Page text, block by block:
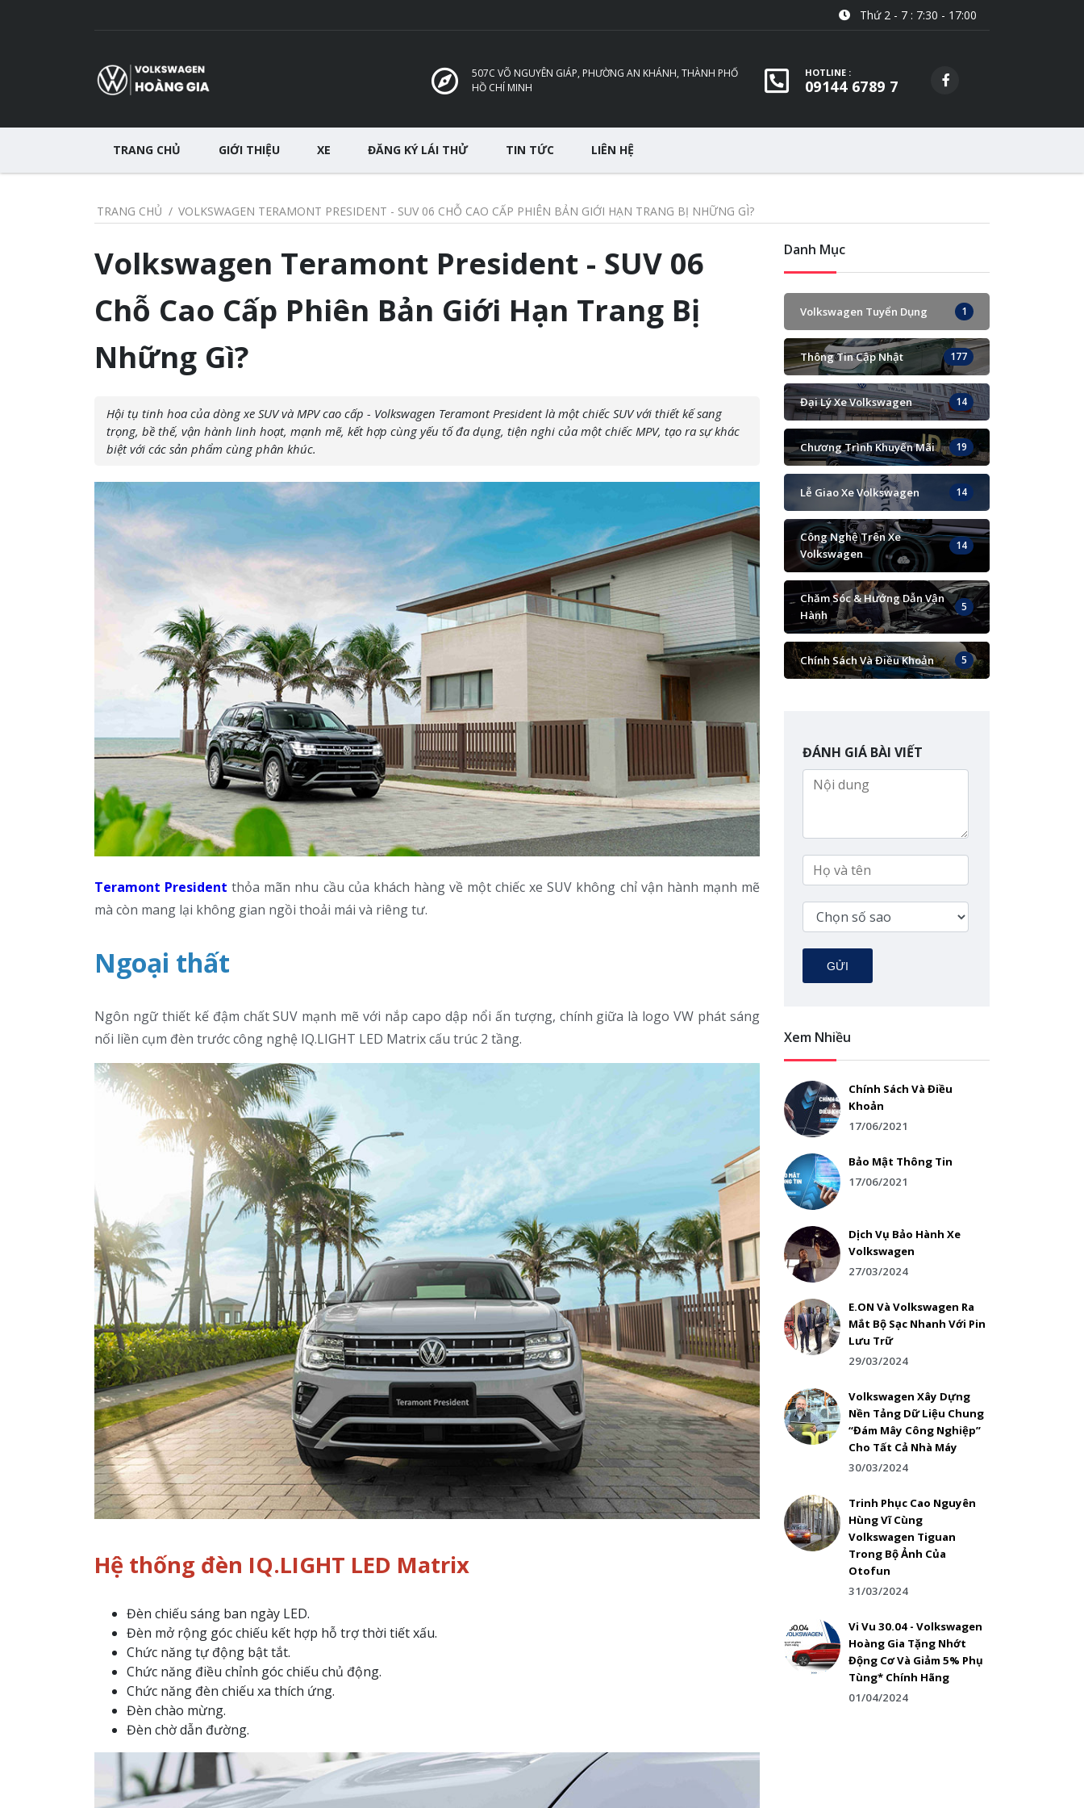
Thứ 2 - 7 : 7:30 - 17:00
507C VÕ NGUYÊN GIÁP, PHƯỜNG AN KHÁNH, THÀNH PHỐ
HỒ CHÍ MINH
HOTLINE :
09144 6789 7
TRANG CHỦ GIỚI THIỆU XE ĐĂNG KÝ LÁI THỬ TIN TỨC LIÊN HỆ
TRANG CHỦ VOLKSWAGEN TERAMONT PRESIDENT - SUV 06 CHỖ CAO CẤP PHIÊN BẢN GIỚI HẠN TRANG BỊ NHỮNG GÌ?
Volkswagen Teramont President - SUV 06
Chỗ Cao Cấp Phiên Bản Giới Hạn Trang Bị
Những Gì?
Hội tụ tinh hoa của dòng xe SUV và MPV cao cấp - Volkswagen Teramont President là một chiếc SUV với thiết kế sang
trọng, bề thế, vận hành linh hoạt, mạnh mẽ, kết hợp cùng yếu tố đa dụng, tiện nghi của một chiếc MPV, tạo ra sự khác
biệt với các sản phẩm cùng phân khúc.
Teramont President thỏa mãn nhu cầu của khách hàng về một chiếc xe SUV không chỉ vận hành mạnh mẽ
mà còn mang lại không gian ngồi thoải mái và riêng tư.
Ngoại thất
Ngôn ngữ thiết kế đậm chất SUV mạnh mẽ với nắp capo dập nổi ấn tượng, chính giữa là logo VW phát sáng
nối liền cụm đèn trước công nghệ IQ.LIGHT LED Matrix cấu trúc 2 tầng.
Hệ thống đèn IQ.LIGHT LED Matrix
Đèn chiếu sáng ban ngày LED.
Đèn mở rộng góc chiếu kết hợp hỗ trợ thời tiết xấu.
Chức năng tự động bật tắt.
Chức năng điều chỉnh góc chiếu chủ động.
Chức năng đèn chiếu xa thích ứng.
Đèn chào mừng.
Đèn chờ dẫn đường.
Danh Mục
Volkswagen Tuyển Dụng 1
Thông Tin Cập Nhật 177
Đại Lý Xe Volkswagen 14
Chương Trình Khuyến Mãi 19
Lễ Giao Xe Volkswagen 14
Công Nghệ Trên Xe
Volkswagen
14
Chăm Sóc & Hướng Dẫn Vận
Hành
5
Chính Sách Và Điều Khoản 5
ĐÁNH GIÁ BÀI VIẾT
GỬI
Xem Nhiều
Chính Sách Và Điều
Khoản
17/06/2021
Bảo Mật Thông Tin
17/06/2021
Dịch Vụ Bảo Hành Xe
Volkswagen
27/03/2024
E.ON Và Volkswagen Ra
Mắt Bộ Sạc Nhanh Với Pin
Lưu Trữ
29/03/2024
Volkswagen Xây Dựng
Nền Tảng Dữ Liệu Chung
“Đám Mây Công Nghiệp”
Cho Tất Cả Nhà Máy
30/03/2024
Trinh Phục Cao Nguyên
Hùng Vĩ Cùng
Volkswagen Tiguan
Trong Bộ Ảnh Của
Otofun
31/03/2024
Vi Vu 30.04 - Volkswagen
Hoàng Gia Tặng Nhớt
Động Cơ Và Giảm 5% Phụ
Tùng* Chính Hãng
01/04/2024
Thông Báo